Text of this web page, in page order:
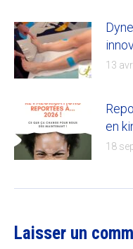
13
en
18
Laisser un